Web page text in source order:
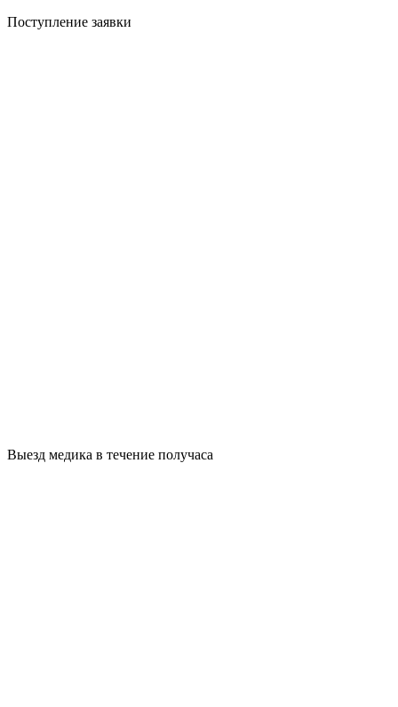
Поступление заявки
Выезд медика в течение получаса